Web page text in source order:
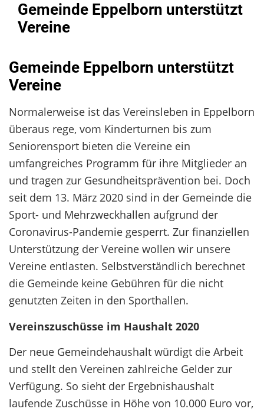
Gemeinde Eppelborn unterstützt
Vereine
Gemeinde Eppelborn unterstützt
Vereine
Normalerweise ist das Vereinsleben in Eppelborn
überaus rege, vom Kinderturnen bis zum
Seniorensport bieten die Vereine ein
umfangreiches Programm für ihre Mitglieder an
und tragen zur Gesundheitsprävention bei. Doch
seit dem 13. März 2020 sind in der Gemeinde die
Sport- und Mehrzweckhallen aufgrund der
Coronavirus-Pandemie gesperrt. Zur finanziellen
Unterstützung der Vereine wollen wir unsere
Vereine entlasten. Selbstverständlich berechnet
die Gemeinde keine Gebühren für die nicht
genutzten Zeiten in den Sporthallen.
Vereinszuschüsse im Haushalt 2020
Der neue Gemeindehaushalt würdigt die Arbeit
und stellt den Vereinen zahlreiche Gelder zur
Verfügung. So sieht der Ergebnishaushalt
laufende Zuschüsse in Höhe von 10.000 Euro vor,